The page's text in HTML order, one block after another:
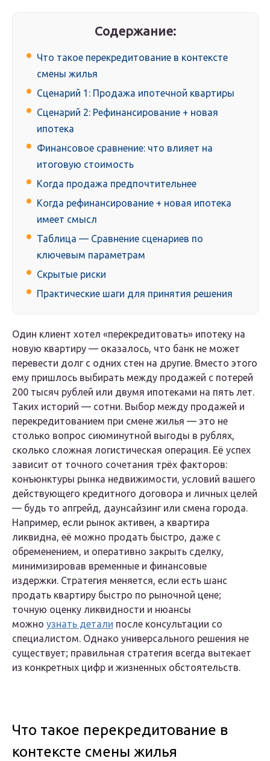
Содержание:
Что такое перекредитование в контексте
смены жилья
Сценарий 1: Продажа ипотечной квартиры
Сценарий 2: Рефинансирование + новая
ипотека
Финансовое сравнение: что влияет на
итоговую стоимость
Когда продажа предпочтительнее
Когда рефинансирование + новая ипотека
имеет смысл
Таблица — Сравнение сценариев по
ключевым параметрам
Скрытые риски
Практические шаги для принятия решения
Один клиент хотел «перекредитовать» ипотеку на
новую квартиру — оказалось, что банк не может
перевести долг с одних стен на другие. Вместо этого
ему пришлось выбирать между продажей с потерей
200 тысяч рублей или двумя ипотеками на пять лет.
Таких историй — сотни. Выбор между продажей и
перекредитованием при смене жилья — это не
столько вопрос сиюминутной выгоды в рублях,
сколько сложная логистическая операция. Её успех
зависит от точного сочетания трёх факторов:
конъюнктуры рынка недвижимости, условий вашего
действующего кредитного договора и личных целей
— будь то апгрейд, даунсайзинг или смена города.
Например, если рынок активен, а квартира
ликвидна, её можно продать быстро, даже с
обременением, и оперативно закрыть сделку,
минимизировав временные и финансовые
издержки. Стратегия меняется, если есть шанс
продать квартиру быстро по рыночной цене;
точную оценку ликвидности и нюансы
можно узнать детали после консультации со
специалистом. Однако универсального решения не
существует; правильная стратегия всегда вытекает
из конкретных цифр и жизненных обстоятельств.
Что такое перекредитование в
контексте смены жилья